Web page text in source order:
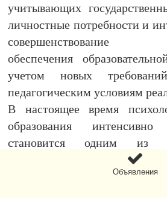
учитывающих
личностные потребности и
совершенствование
обеспечения
учетом новых
педагогическим условиям
В настоящее время
образования
становится одним из
компонентов целостной
Объявления